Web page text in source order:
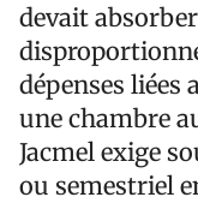
devait
dépenses
une chambre
Jacmel exige
ou semestriel